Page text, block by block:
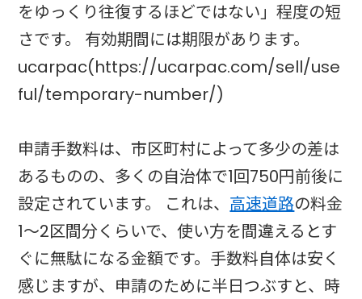
をゆっくり往復するほどではない」程度の短
さです。 有効期間には期限があります。
ucarpac(https://ucarpac.com/sell/use
ful/temporary-number/)
申請手数料は、市区町村によって多少の差は
あるものの、多くの自治体で1回750円前後に
設定されています。 これは、 高速道路の料金
1～2区間分くらいで、使い方を間違えるとす
ぐに無駄になる金額です。手数料自体は安く
感じますが、申請のために半日つぶすと、時